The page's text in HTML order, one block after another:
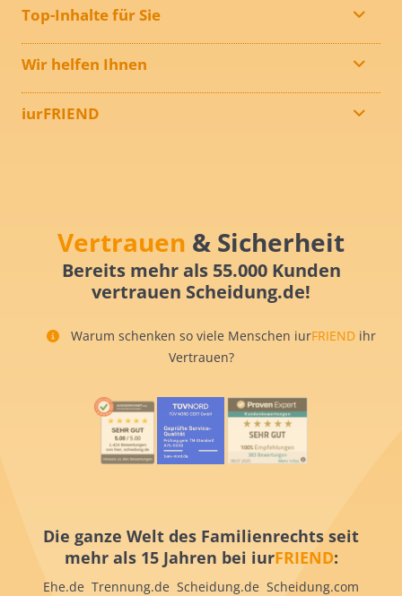
Top-Inhalte für Sie
Wir helfen Ihnen
iurFRIEND
Vertrauen & Sicherheit
Bereits mehr als 55.000 Kunden
vertrauen Scheidung.de!
Warum schenken so viele Menschen iurFRIEND ihr
Vertrauen?
Die ganze Welt des Familienrechts seit
mehr als 15 Jahren bei iurFRIEND:
Ehe.de Trennung.de Scheidung.de Scheidung.com